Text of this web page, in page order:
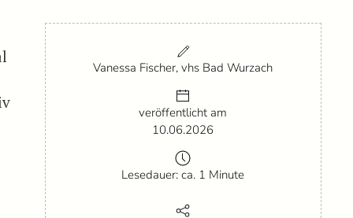
Vanessa Fischer, vhs Bad Wurzach
veröffentlicht am
10.06.2026
Lesedauer: ca. 1 Minute